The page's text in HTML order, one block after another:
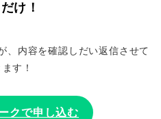
け！
、内容を確認しだい返信させて
す！
クで申し込む